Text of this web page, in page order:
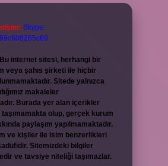
Skype:
Bu internet sitesi, herhangi bir
veya şahıs şirketi ile hiçbir
Sitede yalnızca
makaleler
Burada yer alan içerikler
taşımamakta olup, gerçek kurum
paylaşım yapılmamaktadır.
ve kişiler ile isim benzerlikleri
Sitemizdeki bilgiler
ve tavsiye niteliği taşımazlar.